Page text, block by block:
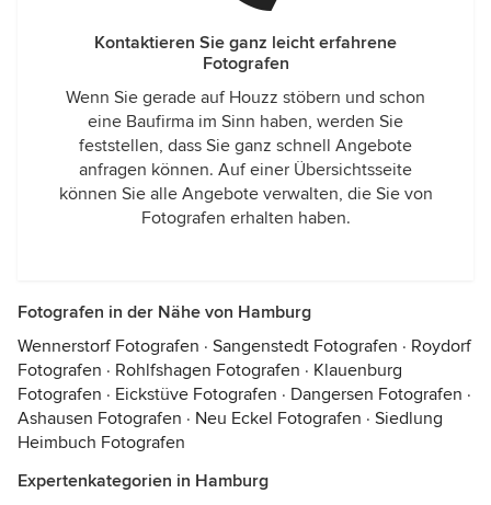
Kontaktieren Sie ganz leicht erfahrene
Fotografen
Wenn Sie gerade auf Houzz stöbern und schon
eine Baufirma im Sinn haben, werden Sie
feststellen, dass Sie ganz schnell Angebote
anfragen können. Auf einer Übersichtsseite
können Sie alle Angebote verwalten, die Sie von
Fotografen erhalten haben.
Fotografen in der Nähe von Hamburg
Wennerstorf Fotografen · Sangenstedt Fotografen · Roydorf
Fotografen · Rohlfshagen Fotografen · Klauenburg
Fotografen · Eickstüve Fotografen · Dangersen Fotografen ·
Ashausen Fotografen · Neu Eckel Fotografen · Siedlung
Heimbuch Fotografen
Expertenkategorien in Hamburg